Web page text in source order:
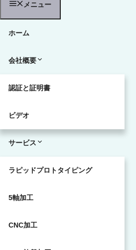
メニュー
ホーム
会社概要
認証と証明書
ビデオ
サービス
ラピッドプロトタイピング
5軸加工
CNC加工